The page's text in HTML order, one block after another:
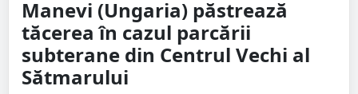
Manevi (Ungaria) păstrează
tăcerea în cazul parcării
subterane din Centrul Vechi al
Sătmarului